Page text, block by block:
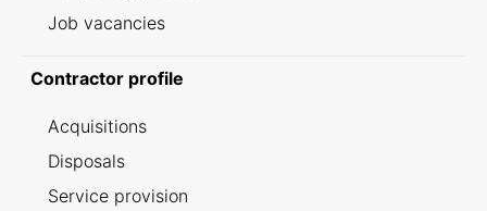
Job vacancies
Contractor profile
Acquisitions
Disposals
Service provision